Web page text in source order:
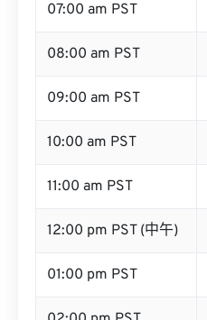
07:00 am PST
08:00 am PST
09:00 am PST
10:00 am PST
11:00 am PST
12:00 pm PST (中午)
01:00 pm PST